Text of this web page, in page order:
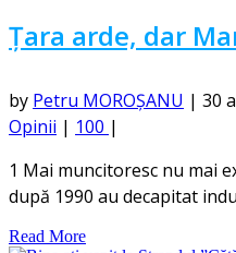
Țara arde, dar
by Petru MOROȘANU | 30
Opinii | 100 |
1 Mai muncitoresc nu mai
după 1990 au decapitat
Read More